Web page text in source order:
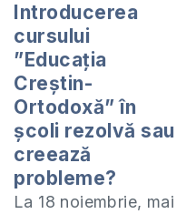
Introducerea
cursului
”Educaţia
Creştin-
Ortodoxă” în
şcoli rezolvă sau
creează
probleme?
La 18 noiembrie, mai